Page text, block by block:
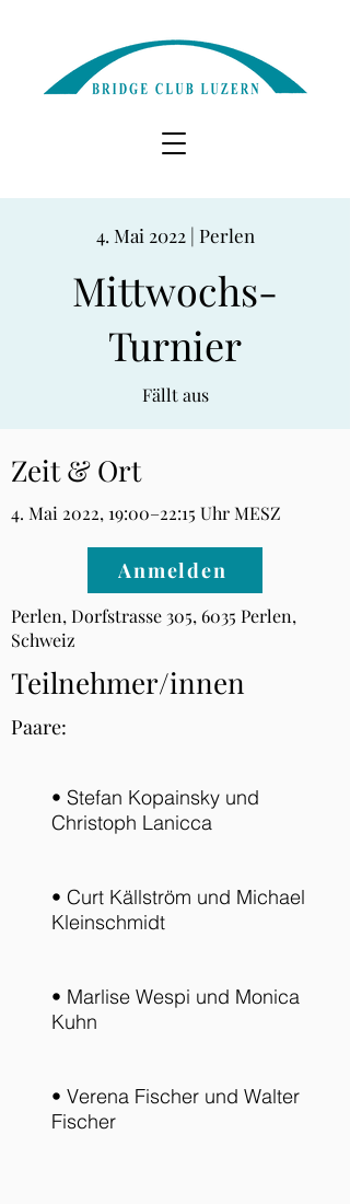
4. Mai 2022 | Perlen
Mittwochs-
Turnier
Fällt aus
Zeit & Ort
4. Mai 2022, 19:00–22:15 Uhr MESZ
Anmelden
Perlen, Dorfstrasse 305, 6035 Perlen,
Schweiz
Teilnehmer/innen
Paare:
• Stefan Kopainsky und
Christoph Lanicca
• Curt Källström und Michael
Kleinschmidt
• Marlise Wespi und Monica
Kuhn
• Verena Fischer und Walter
Fischer